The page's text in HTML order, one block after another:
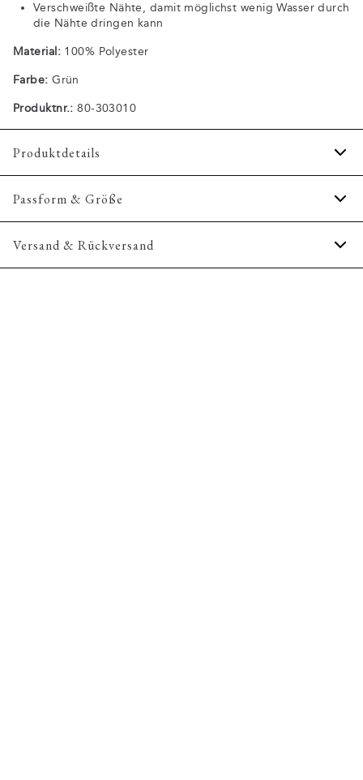
Verschweißte Nähte, damit möglichst wenig Wasser durch
die Nähte dringen kann
Material:100% Polyester
Farbe: Grün
Produktnr.: 80-303010
Produktdetails
Das Jackett ist wasserabweisend.
Bündchen an den Ärmelinnenseiten.
Zwei Seitentaschen mit Reißverschluss.
Passform & Größe
Fit:Regular fit
Reguläre Passform, weder locker noch eng.
Versand & Rückversand